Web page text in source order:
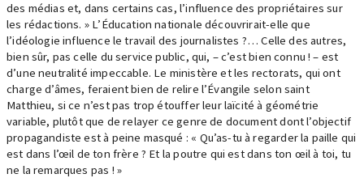
des médias et, dans certains cas, l’influence des propriétaires sur
les rédactions. » L’Éducation nationale découvrirait-elle que
l’idéologie influence le travail des journalistes ?… Celle des autres,
bien sûr, pas celle du service public, qui, – c’est bien connu ! – est
d’une neutralité impeccable. Le ministère et les rectorats, qui ont
charge d’âmes, feraient bien de relire l’Évangile selon saint
Matthieu, si ce n’est pas trop étouffer leur laïcité à géométrie
variable, plutôt que de relayer ce genre de document dont l’objectif
propagandiste est à peine masqué : « Qu’as-tu à regarder la paille qui
est dans l’œil de ton frère ? Et la poutre qui est dans ton œil à toi, tu
ne la remarques pas ! »